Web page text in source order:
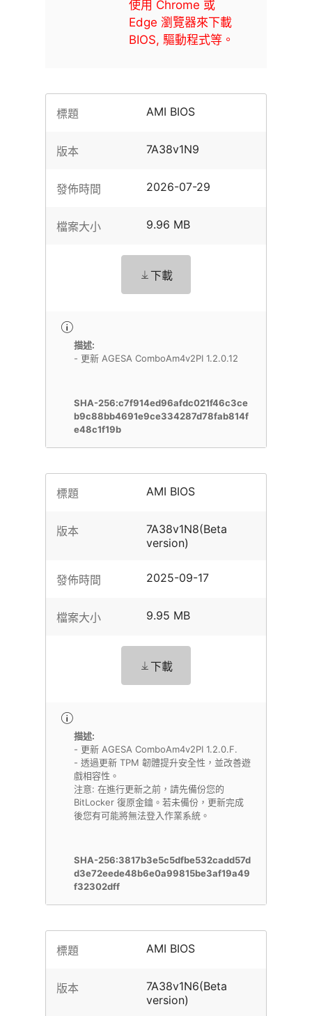
使用 Chrome 或
Edge 瀏覽器來下載
BIOS, 驅動程式等。
標題 AMI BIOS
版本 7A38v1N9
發佈時間 2026-07-29
檔案大小 9.96 MB
下載
描述:
- 更新 AGESA ComboAm4v2PI 1.2.0.12
SHA-256:c7f914ed96afdc021f46c3ce
b9c88bb4691e9ce334287d78fab814f
e48c1f19b
標題 AMI BIOS
版本
7A38v1N8(Beta
version)
發佈時間 2025-09-17
檔案大小 9.95 MB
下載
描述:
- 更新 AGESA ComboAm4v2PI 1.2.0.F.
- 透過更新 TPM 韌體提升安全性，並改善遊
戲相容性。
注意: 在進行更新之前，請先備份您的
BitLocker 復原金鑰。若未備份，更新完成
後您有可能將無法登入作業系統。
SHA-256:3817b3e5c5dfbe532cadd57d
d3e72eede48b6e0a99815be3af19a49
f32302dff
標題 AMI BIOS
版本
7A38v1N6(Beta
version)